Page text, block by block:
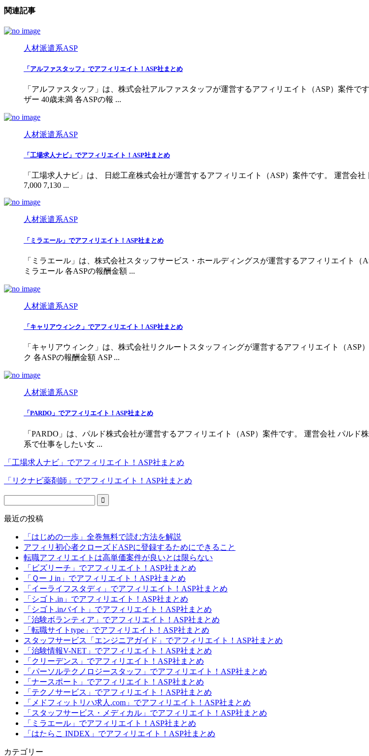
関連記事
人材派遣系ASP
「アルファスタッフ」でアフィリエイト！ASP社まとめ
「アルファスタッフ」は、株式会社アルファスタッフが運営するアフィリエイト（ASP）案件
ザー 40歳未満 各ASPの報 ...
人材派遣系ASP
「工場求人ナビ」でアフィリエイト！ASP社まとめ
「工場求人ナビ」は、 日総工産株式会社が運営するアフィリエイト（ASP）案件です。 運営会
7,000 7,130 ...
人材派遣系ASP
「ミラエール」でアフィリエイト！ASP社まとめ
「ミラエール」は、株式会社スタッフサービス・ホールディングスが運営するアフィリエイト
ミラエール 各ASPの報酬金額 ...
人材派遣系ASP
「キャリアウィンク」でアフィリエイト！ASP社まとめ
「キャリアウィンク」は、株式会社リクルートスタッフィングが運営するアフィリエイト（
ク 各ASPの報酬金額 ASP ...
人材派遣系ASP
「PARDO」でアフィリエイト！ASP社まとめ
「PARDO」は、パルド株式会社が運営するアフィリエイト（ASP）案件です。 運営会社 パル
系で仕事をしたい女 ...
「工場求人ナビ」でアフィリエイト！ASP社まとめ
「リクナビ薬剤師」でアフィリエイト！ASP社まとめ
最近の投稿
「はじめの一歩」全巻無料で読む方法を解説
アフィリ初心者クローズドASPに登録するためにできること
転職アフィリエイトは高単価案件が良いとは限らない
「ビズリーチ」でアフィリエイト！ASP社まとめ
「ＱーＪin」でアフィリエイト！ASP社まとめ
「イーライフスタディ」でアフィリエイト！ASP社まとめ
「シゴト.in」でアフィリエイト！ASP社まとめ
「シゴト.inバイト」でアフィリエイト！ASP社まとめ
「治験ボランティア」でアフィリエイト！ASP社まとめ
「転職サイトtype」でアフィリエイト！ASP社まとめ
スタッフサービス「エンジニアガイド」でアフィリエイト！ASP社まとめ
「治験情報V-NET」でアフィリエイト！ASP社まとめ
「クリーデンス」でアフィリエイト！ASP社まとめ
「パーソルテクノロジースタッフ」でアフィリエイト！ASP社まとめ
「ナースポート」でアフィリエイト！ASP社まとめ
「テクノサービス」でアフィリエイト！ASP社まとめ
「メドフィットリハ求人.com」でアフィリエイト！ASP社まとめ
「スタッフサービス・メディカル」でアフィリエイト！ASP社まとめ
「ミラエール」でアフィリエイト！ASP社まとめ
「はたらこ INDEX」でアフィリエイト！ASP社まとめ
カテゴリー